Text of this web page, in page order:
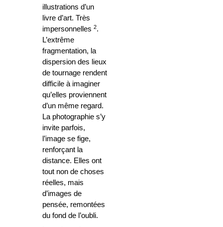
illustrations d’un
livre d’art. Très
impersonnelles 2.
L’extrême
fragmentation, la
dispersion des lieux
de tournage rendent
difficile à imaginer
qu’elles proviennent
d’un même regard.
La photographie s’y
invite parfois,
l’image se fige,
renforçant la
distance. Elles ont
tout non de choses
réelles, mais
d’images de
pensée, remontées
du fond de l’oubli.